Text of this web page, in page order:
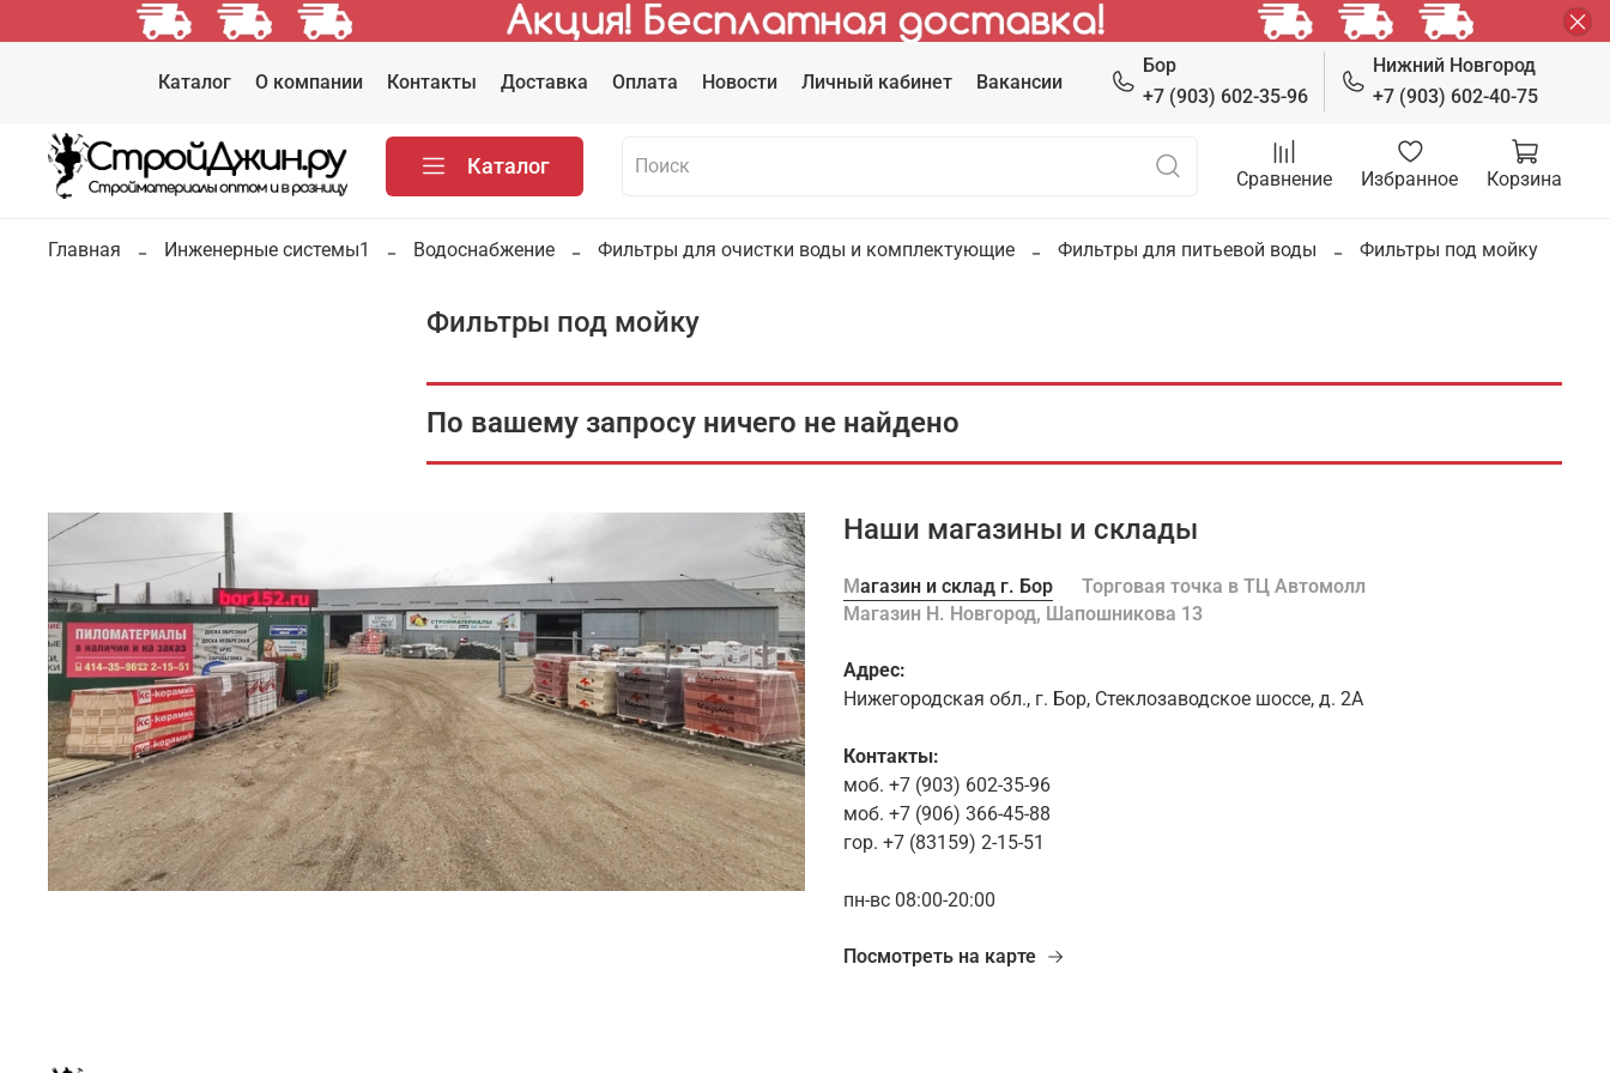
Каталог О компании Контакты Доставка Оплата Новости Личный кабинет Вакансии
Бор
+7 (903) 602-35-96
Нижний Новгород
+7 (903) 602-40-75
Каталог
Сравнение Избранное Корзина
Главная Инженерные системы1 Водоснабжение Фильтры для очистки воды и комплектующие Фильтры для питьевой воды Фильтры под мойку
Фильтры под мойку
По вашему запросу ничего не найдено
Наши магазины и склады
Магазин и склад г. Бор
Торговая точка в ТЦ Автомолл
Магазин Н. Новгород, Шапошникова 13
Адрес:
Нижегородская обл., г. Бор, Стеклозаводское шоссе, д. 2А
Контакты:
моб. +7 (903) 602-35-96
моб. +7 (906) 366-45-88
гор. +7 (83159) 2-15-51
пн-вс 08:00-20:00
Посмотреть на карте